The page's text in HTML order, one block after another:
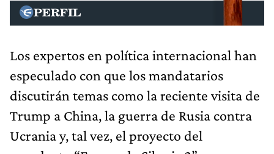
Los expertos en política internacional han
especulado con que los mandatarios
discutirán temas como la reciente visita de
Trump a China, la guerra de Rusia contra
Ucrania y, tal vez, el proyecto del